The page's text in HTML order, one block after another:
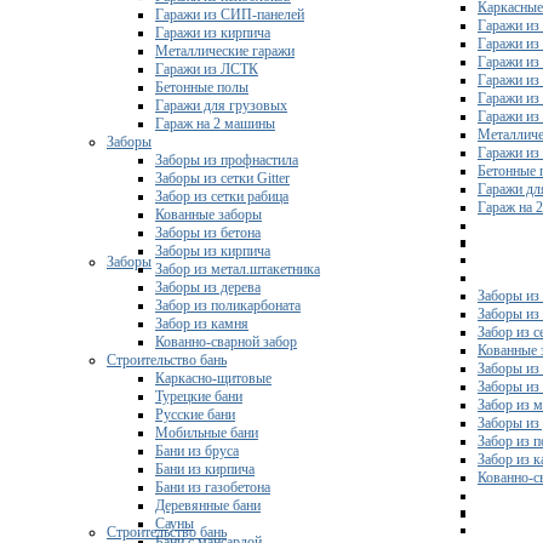
Гаражи из
Гаражи из
Гаражи из
Гаражи из
Гаражи
Гаражи из
Гаражи
Бетонные
Гаражи
Гараж на
Заборы
Заборы из
Заборы из
Забор из
Кованные
Заборы из
Заборы из
Забор из
Заборы из
Забор из
Забор из
Кованно-
Строительство бань
Гаражи из СИП-панелей
Гаражи из кирпича
Металлические гаражи
Гаражи из ЛСТК
Бетонные полы
Гаражи для грузовых
Гараж на 2 машины
Заборы
Заборы из профнастила
Заборы из сетки Gitter
Забор из сетки рабица
Кованные заборы
Заборы из бетона
Заборы из кирпича
Забор из метал.штакетника
Заборы из дерева
Забор из поликарбоната
Забор из камня
Кованно-сварной забор
Строительство бань
Каркасно-щитовые
Турецкие бани
Русские бани
Мобильные бани
Бани из бруса
Бани из кирпича
Бани из газобетона
Деревянные бани
Сауны